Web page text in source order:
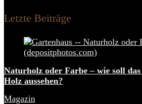
Letzte Beiträge
Naturholz oder Farbe – wie soll
Holz aussehen?
Magazin